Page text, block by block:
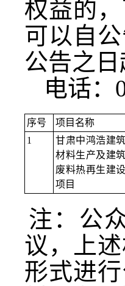
权益的
可以自
公告之
电话：
序号 项目名称
1
甘肃中鸿浩建筑
材料生产及建筑
废料热再生建设
项目
注：公
议，上
形式进